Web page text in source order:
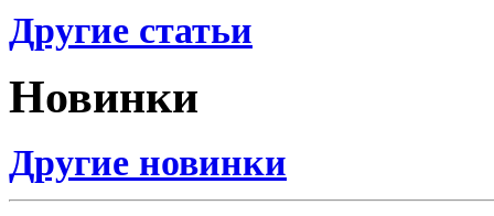
Другие статьи
Новинки
Другие новинки